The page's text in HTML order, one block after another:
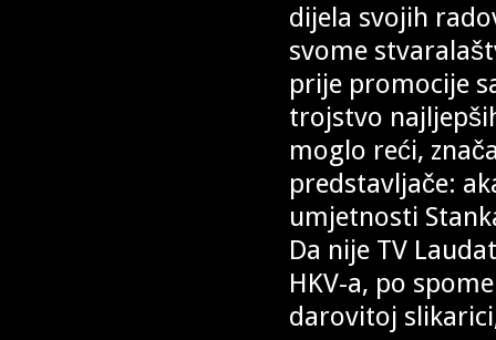
dijela svojih
svome
prije promocije
trojstvo
moglo reći,
predstavljače:
umjetnosti
Da nije TV
HKV-a, po
darovitoj